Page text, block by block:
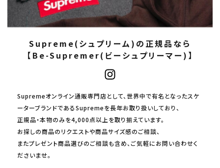
Supreme(シュプリーム)の正規品なら
【Be-Supremer(ビーシュプリーマー)】
Supremeオンライン通販専門店として、世界中で有名となったスケ
ーターブランドであるSupremeを長年お取り扱いしており、
正規品・本物のみを4,000点以上を取り揃えています。
お探しの商品のリクエストや商品サイズ感のご相談、
またプレゼント商品選びのご相談も含め、ご気軽にお問い合わせく
ださいませ。